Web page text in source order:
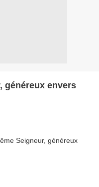
généreux envers